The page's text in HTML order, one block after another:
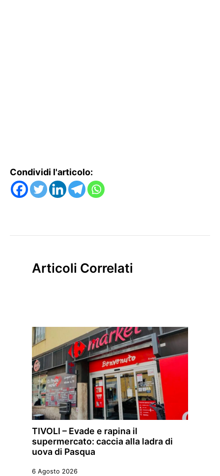
Condividi l'articolo:
Articoli Correlati
TIVOLI – Evade e rapina il
supermercato: caccia alla ladra di
uova di Pasqua
6 Agosto 2026